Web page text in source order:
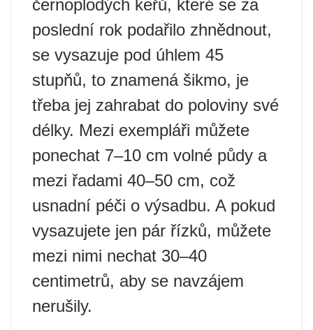
černoplodých keřů, které se za
poslední rok podařilo zhnědnout,
se vysazuje pod úhlem 45
stupňů, to znamená šikmo, je
třeba jej zahrabat do poloviny své
délky. Mezi exempláři můžete
ponechat 7–10 cm volné půdy a
mezi řadami 40–50 cm, což
usnadní péči o výsadbu. A pokud
vysazujete jen pár řízků, můžete
mezi nimi nechat 30–40
centimetrů, aby se navzájem
nerušily.